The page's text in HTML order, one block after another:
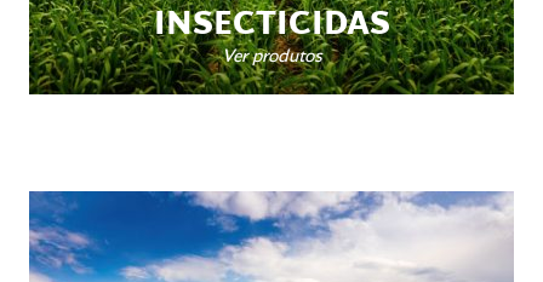
INSECTICIDAS
Ver produtos